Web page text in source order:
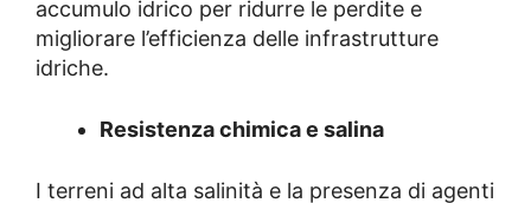
accumulo idrico per ridurre le perdite e
migliorare l’efficienza delle infrastrutture
idriche.
Resistenza chimica e salina
I terreni ad alta salinità e la presenza di agenti